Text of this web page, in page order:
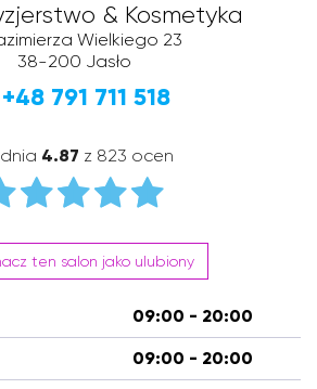
& Kosmetyka
Wielkiego 23
38-200 Jasło
+48 791 711 518
4.87 z 823 ocen
ten salon jako ulubiony
09:00 - 20:00
09:00 - 20:00